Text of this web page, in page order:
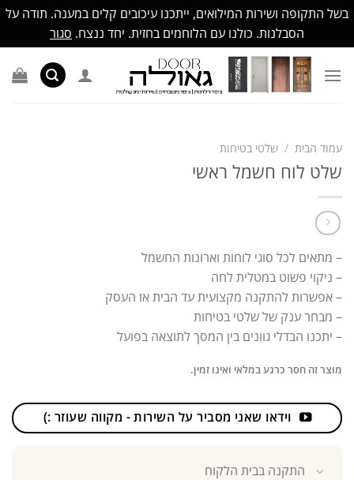
בשל התקופה ושירות המילואים, ייתכנו עיכובים קלים במענה. תודה על
הסבלנות. כולנו עם הלוחמים בחזית. יחד ננצח. סגור
content
עמוד הבית / שלטי בטיחות
שלט לוח חשמל ראשי
– מתאים לכל סוגי לוחות וארונות החשמל
– ניקוי פשוט במטלית לחה
– אפשרות להתקנה מקצועית עד הבית או העסק
– מבחר ענק של שלטי בטיחות
– יתכנו הבדלי גוונים בין המסך לתוצאה בפועל
מוצר זה חסר כרגע במלאי ואינו זמין.
וידאו שאני מסביר על השירות - מקווה שעוזר :)
התקנה בבית הלקוח